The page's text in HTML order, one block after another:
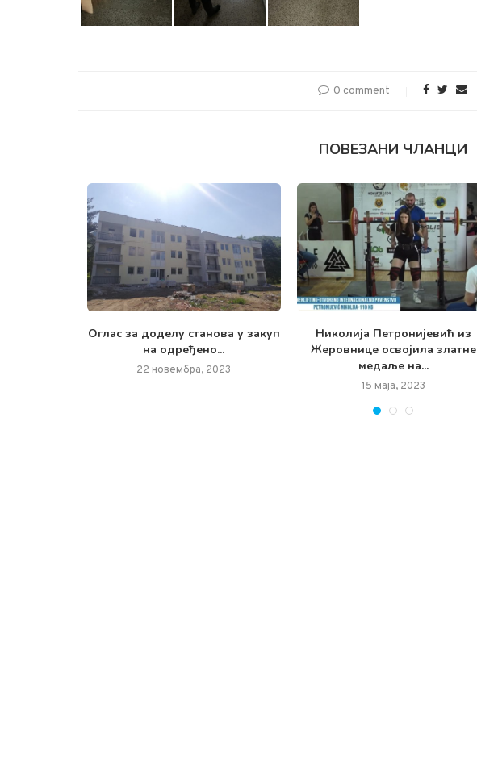
0 comment
ПОВЕЗАНИ ЧЛАНЦИ
Oглас за доделу станова у закуп
на одређено...
22 новембра, 2023
Николија Петронијевић из
Жеровнице освојила златне
медаље на...
15 маја, 2023